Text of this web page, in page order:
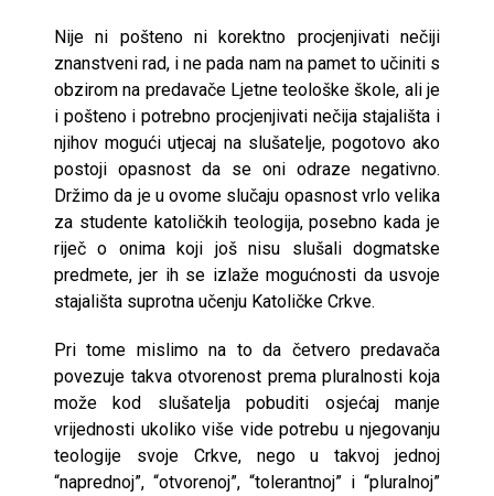
Nije ni pošteno ni korektno procjenjivati nečiji
znanstveni rad, i ne pada nam na pamet to učiniti s
obzirom na predavače Ljetne teološke škole, ali je
i pošteno i potrebno procjenjivati nečija stajališta i
njihov mogući utjecaj na slušatelje, pogotovo ako
postoji opasnost da se oni odraze negativno.
Držimo da je u ovome slučaju opasnost vrlo velika
za studente katoličkih teologija, posebno kada je
riječ o onima koji još nisu slušali dogmatske
predmete, jer ih se izlaže mogućnosti da usvoje
stajališta suprotna učenju Katoličke Crkve.
Pri tome mislimo na to da četvero predavača
povezuje takva otvorenost prema pluralnosti koja
može kod slušatelja pobuditi osjećaj manje
vrijednosti ukoliko više vide potrebu u njegovanju
teologije svoje Crkve, nego u takvoj jednoj
“naprednoj”, “otvorenoj”, “tolerantnoj” i “pluralnoj”